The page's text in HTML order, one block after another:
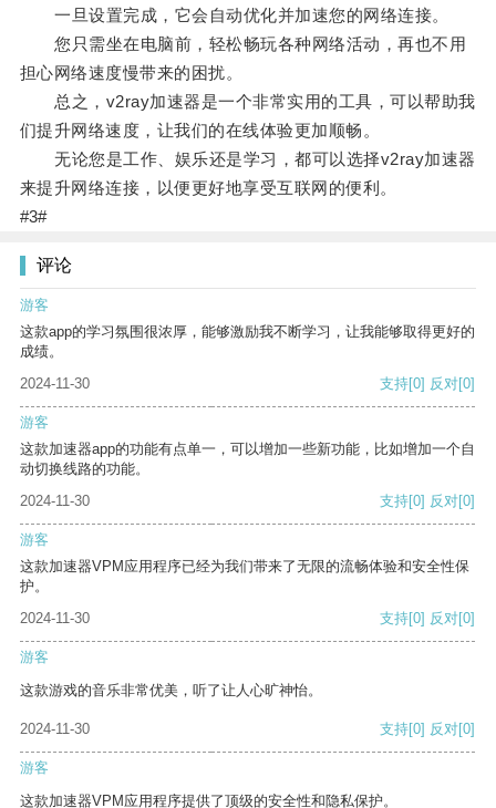
一旦设置完成，它会自动优化并加速您的网络连接。
您只需坐在电脑前，轻松畅玩各种网络活动，再也不用
担心网络速度慢带来的困扰。
总之，v2ray加速器是一个非常实用的工具，可以帮助我
们提升网络速度，让我们的在线体验更加顺畅。
无论您是工作、娱乐还是学习，都可以选择v2ray加速器
来提升网络连接，以便更好地享受互联网的便利。
#3#
评论
游客
这款app的学习氛围很浓厚，能够激励我不断学习，让我能够取得更好的
成绩。
2024-11-30
支持[0] 反对[0]
游客
这款加速器app的功能有点单一，可以增加一些新功能，比如增加一个自
动切换线路的功能。
2024-11-30
支持[0] 反对[0]
游客
这款加速器VPM应用程序已经为我们带来了无限的流畅体验和安全性保
护。
2024-11-30
支持[0] 反对[0]
游客
这款游戏的音乐非常优美，听了让人心旷神怡。
2024-11-30 支持[0] 反对[0]
游客
这款加速器VPM应用程序提供了顶级的安全性和隐私保护。